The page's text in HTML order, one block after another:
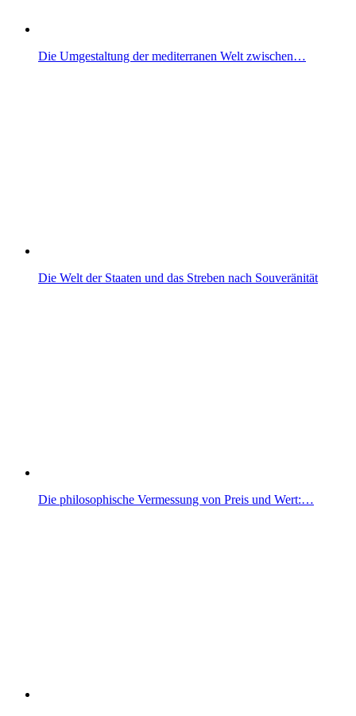
Die Umgestaltung der mediterranen Welt zwischen…
Die Welt der Staaten und das Streben nach Souveränität
Die philosophische Vermessung von Preis und Wert:…